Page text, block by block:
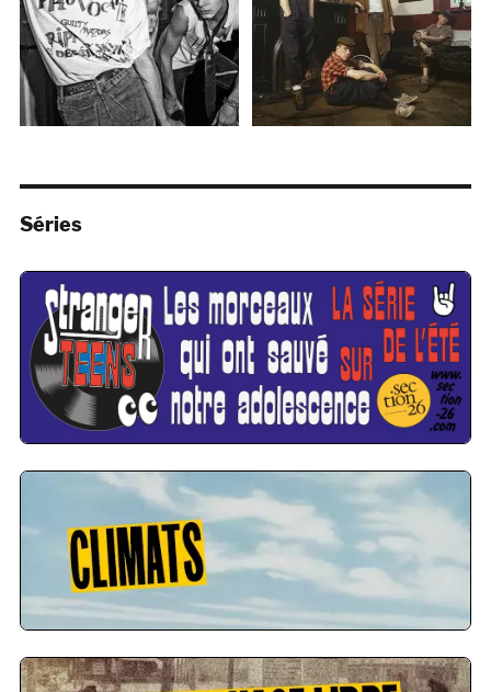
Séries